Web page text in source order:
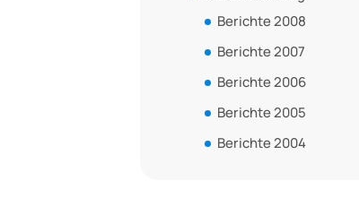
Berichte 2008
Berichte 2007
Berichte 2006
Berichte 2005
Berichte 2004